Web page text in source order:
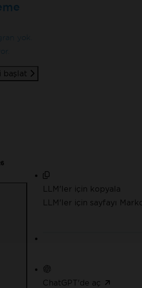
yok.
başlat
LLM'ler için kopyala
LLM'ler için sayfayı
ChatGPT'de aç